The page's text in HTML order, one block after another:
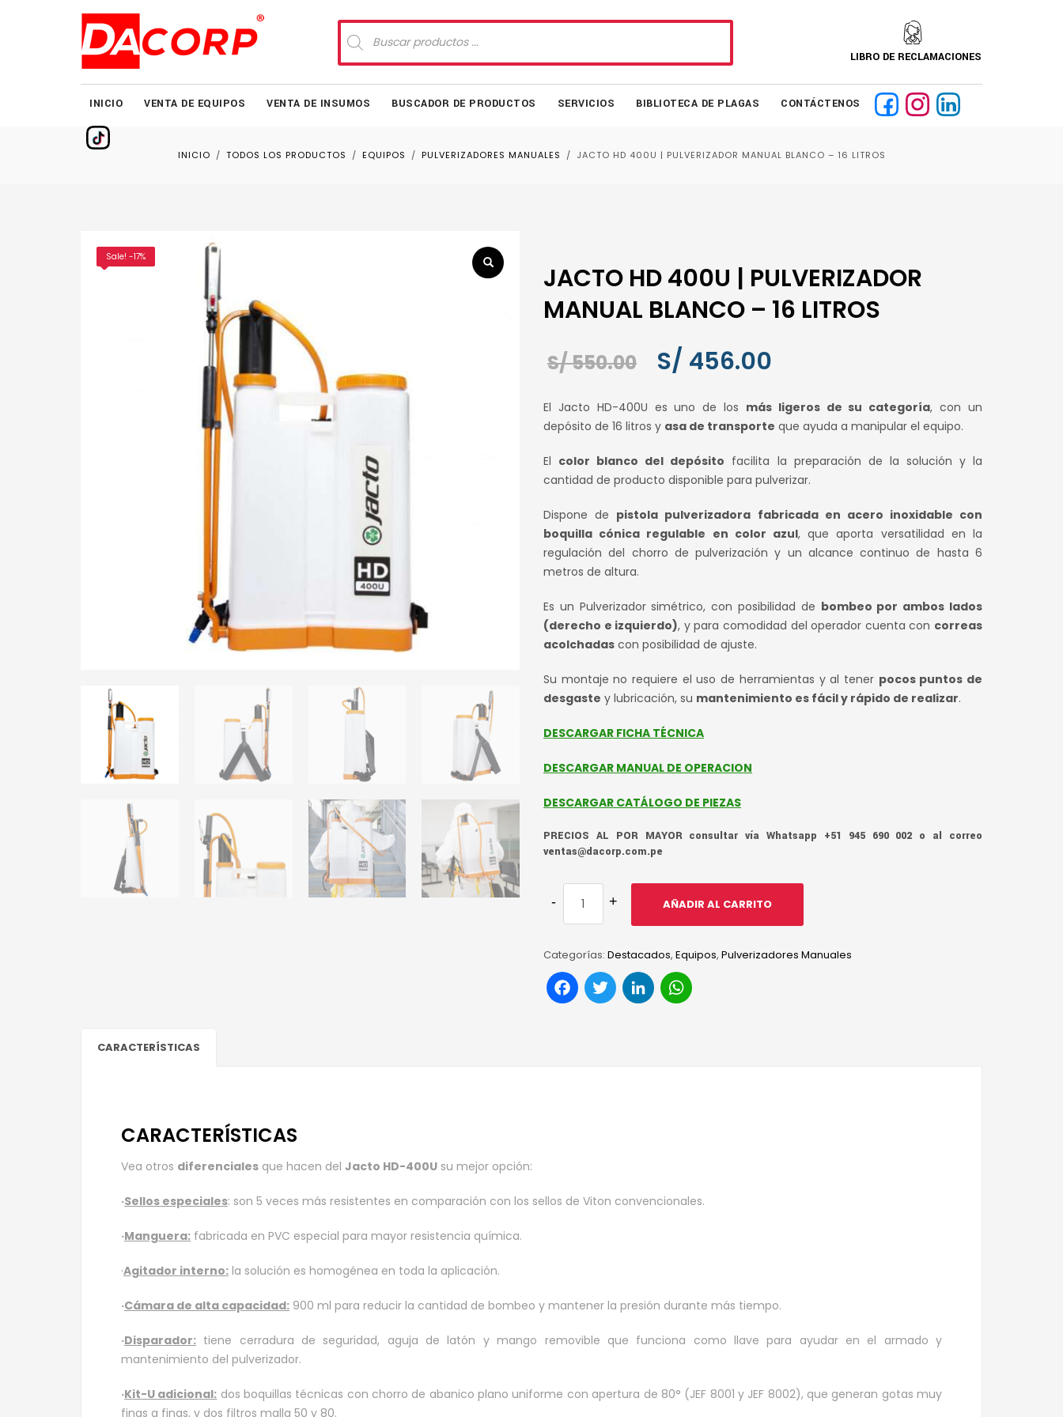
Búsqueda
de
productos
LIBRO DE RECLAMACIONES
INICIO VENTA DE EQUIPOS VENTA DE INSUMOS BUSCADOR DE PRODUCTOS SERVICIOS BIBLIOTECA DE PLAGAS CONTÁCTENOS
INICIO TODOS LOS PRODUCTOS EQUIPOS PULVERIZADORES MANUALES JACTO HD 400U | PULVERIZADOR MANUAL BLANCO – 16 LITROS
Sale! -17%
JACTO HD 400U | PULVERIZADOR
MANUAL BLANCO – 16 LITROS
S/550.00
El
original
era:
S/ 550.00.
S/ 456.00
actual
es:
S/ 456.00.
El Jacto HD-400U es uno de los más ligeros de su categoría, con un
depósito de 16 litros y asa de transporte que ayuda a manipular el equipo.
El color blanco del depósito facilita la preparación de la solución y la
cantidad de producto disponible para pulverizar.
Dispone de pistola pulverizadora fabricada en acero inoxidable con
boquilla cónica regulable en color azul, que aporta versatilidad en la
regulación del chorro de pulverización y un alcance continuo de hasta 6
metros de altura.
Es un Pulverizador simétrico, con posibilidad de bombeo por ambos lados
(derecho e izquierdo), y para comodidad del operador cuenta con correas
acolchadas con posibilidad de ajuste.
Su montaje no requiere el uso de herramientas y al tener pocos puntos de
desgaste y lubricación, su mantenimiento es fácil y rápido de realizar.
DESCARGAR FICHA TÉCNICA
DESCARGAR MANUAL DE OPERACION
DESCARGAR CATÁLOGO DE PIEZAS
PRECIOS AL POR MAYOR consultar vía Whatsapp +51 945 690 002 o al correo
ventas@dacorp.com.pe
AÑADIR AL CARRITO
Categorías: Destacados, Equipos, Pulverizadores Manuales
Facebook
TwitterLinkedIn
CARACTERÍSTICAS
CARACTERÍSTICAS
Vea otros diferenciales que hacen del Jacto HD-400U su mejor opción:
·Sellos especiales: son 5 veces más resistentes en comparación con los sellos de Viton convencionales.
·Manguera: fabricada en PVC especial para mayor resistencia química.
·Agitador interno: la solución es homogénea en toda la aplicación.
·Cámara de alta capacidad: 900 ml para reducir la cantidad de bombeo y mantener la presión durante más tiempo.
·Disparador: tiene cerradura de seguridad, aguja de latón y mango removible que funciona como llave para ayudar en el armado y
mantenimiento del pulverizador.
·Kit-U adicional: dos boquillas técnicas con chorro de abanico plano uniforme con apertura de 80° (JEF 8001 y JEF 8002), que generan gotas muy
finas a finas, y dos filtros malla 50 y 80.